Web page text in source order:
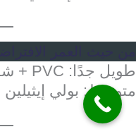
طويل جدًا: PVC + شد إنشائي
متوسط: بولي إيثيلين